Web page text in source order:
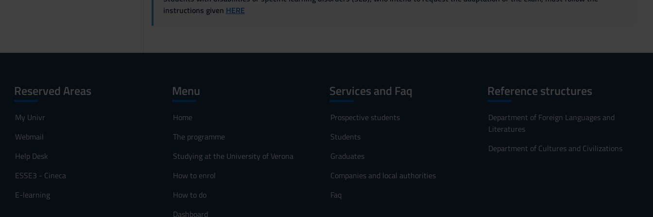
instructions given HERE
Reserved Areas
My Univr
Webmail
Help Desk
ESSE3 - Cineca
E-learning
Menu
Home
The programme
Studying at the University of Verona
How to enrol
How to do
Dashboard
Services and Faq
Prospective students
Students
Graduates
Companies and local authorities
Faq
Reference structures
Department of Foreign Languages and
Literatures
Department of Cultures and Civilizations